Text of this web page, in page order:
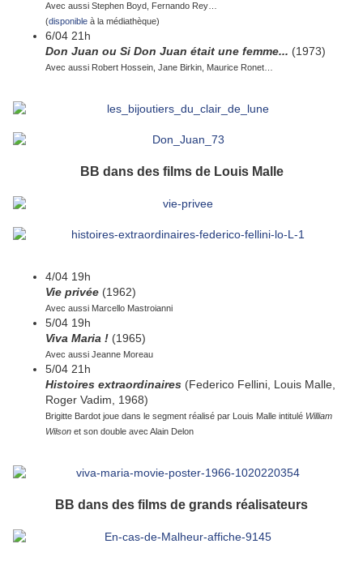
Avec aussi Stephen Boyd, Fernando Rey…
(disponible à la médiathèque)
6/04 21h
Don Juan ou Si Don Juan était une femme... (1973)
Avec aussi Robert Hossein, Jane Birkin, Maurice Ronet…
BB dans des films de Louis Malle
4/04 19h
Vie privée (1962)
Avec aussi Marcello Mastroianni
5/04 19h
Viva Maria ! (1965)
Avec aussi Jeanne Moreau
5/04 21h
Histoires extraordinaires (Federico Fellini, Louis Malle,
Roger Vadim, 1968)
Brigitte Bardot joue dans le segment réalisé par Louis Malle intitulé William
Wilson et son double avec Alain Delon
BB dans des films de grands réalisateurs